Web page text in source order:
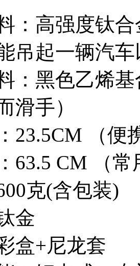
：高强度钛
吊起一辆汽
：黑色乙烯
滑手）
23.5CM （便
63.5 CM （常
克(含包装)
金
盒+尼龙套